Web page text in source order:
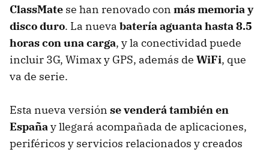
ClassMate se han renovado con más memoria y
disco duro. La nueva batería aguanta hasta 8.5
horas con una carga, y la conectividad puede
incluir 3G, Wimax y GPS, además de WiFi, que
va de serie.
Esta nueva versión se venderá también en
Españay llegará acompañada de aplicaciones,
periféricos y servicios relacionados y creados